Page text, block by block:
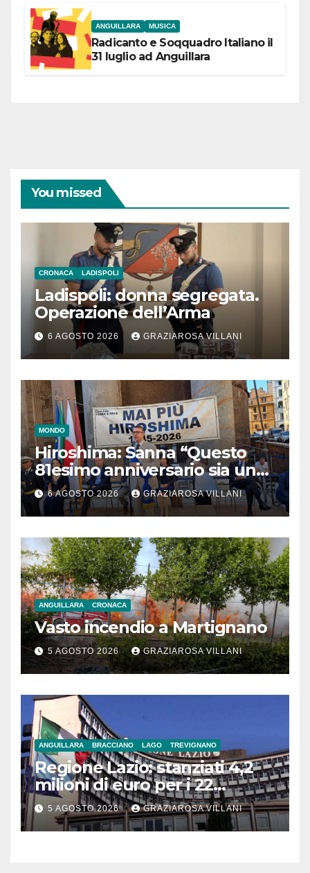
ANGUILLARA MUSICA
Radicanto e Soqquadro Italiano il
31 luglio ad Anguillara
You missed
CRONACA LADISPOLI
Ladispoli: donna segregata.
Operazione dell’Arma
6 AGOSTO 2026 GRAZIAROSA VILLANI
MONDO
Hiroshima: Sanna “Questo
81esimo anniversario sia un
monito per tutti”
6 AGOSTO 2026 GRAZIAROSA VILLANI
ANGUILLARA CRONACA
Vasto incendio a Martignano
5 AGOSTO 2026 GRAZIAROSA VILLANI
ANGUILLARA BRACCIANO LAGO TREVIGNANO
Regione Lazio: stanziati 4,2
milioni di euro per i 22
Comuni dell’Etruria
Meridionale
5 AGOSTO 2026 GRAZIAROSA VILLANI